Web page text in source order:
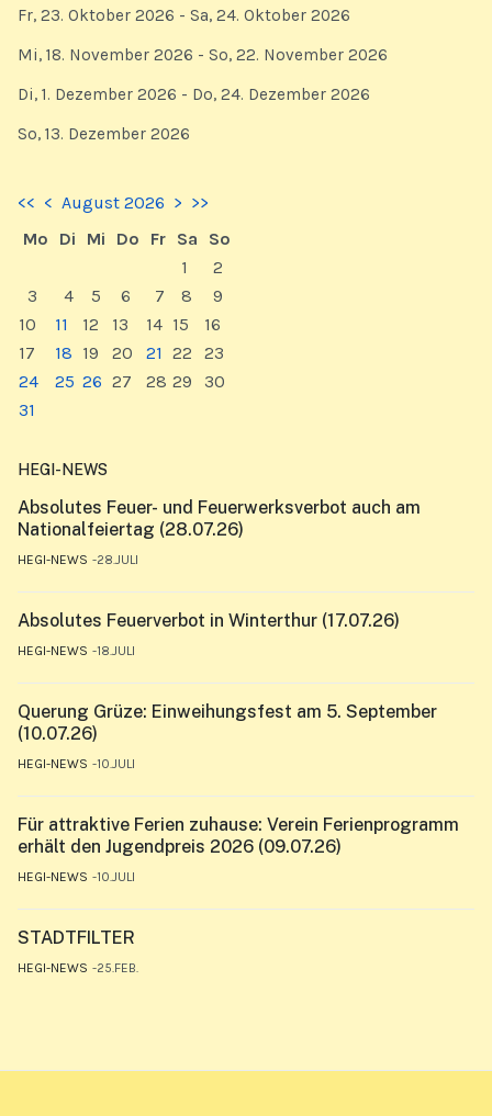
Fr, 23. Oktober 2026 - Sa, 24. Oktober 2026
Mi, 18. November 2026 - So, 22. November 2026
Di, 1. Dezember 2026 - Do, 24. Dezember 2026
So, 13. Dezember 2026
<< < August 2026 > >>
Mo
Di Mi Do Fr Sa
So
1
2
3
4 5 6 7 8
9
10
11 12 13 14 15
16
17
18 19 20 21 22
23
24
25 26 27 28 29
30
31
HEGI-NEWS
Absolutes Feuer- und Feuerwerksverbot auch am
Nationalfeiertag (28.07.26)
HEGI-NEWS 28.JULI
Absolutes Feuerverbot in Winterthur (17.07.26)
HEGI-NEWS 18.JULI
Querung Grüze: Einweihungsfest am 5. September
(10.07.26)
HEGI-NEWS 10.JULI
Für attraktive Ferien zuhause: Verein Ferienprogramm
erhält den Jugendpreis 2026 (09.07.26)
HEGI-NEWS 10.JULI
STADTFILTER
HEGI-NEWS 25.FEB.